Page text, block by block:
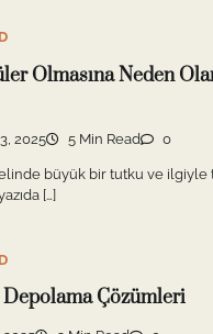
Olmasına Neden
2025 5 Min Read 0
büyük bir tutku ve ilgiyle
[…]
Çözümleri